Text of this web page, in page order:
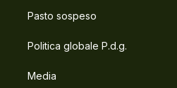
Pasto sospeso
Politica globale P.d.g.
Media